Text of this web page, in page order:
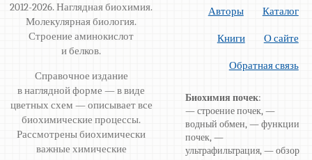
2012-2026. Наглядная биохимия.
Молекулярная биология.
Строение аминокислот
и белков.
Справочное издание
в наглядной форме — в виде
цветных схем — описывает все
биохимические процессы.
Рассмотрены биохимически
важные химические
Авторы Каталог
Книги О сайте
Обратная связь
Биохимия почек:
— строение почек, —
водный обмен, — функции
почек, —
ультрафильтрация, — обзор